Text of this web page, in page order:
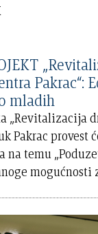
Pakrac“:
mladih
„Revitalizacija
Pakrac provest
na temu
mogućnosti